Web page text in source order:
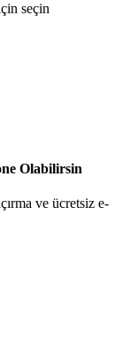
seçin
Olabilirsin
ve ücretsiz e-